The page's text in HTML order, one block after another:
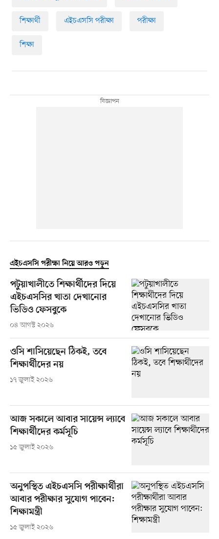
শিক্ষার্থী এইচএসসি পরীক্ষা পরীক্ষা
শিক্ষা
এইচএসসি পরীক্ষা নিয়ে আরও পড়ুন
পটুয়াখালীতে শিক্ষার্থীদের দিয়ে
এইচএসসির খাতা দেখানোর
ভিডিও ফেসবুকে
০৪ আগস্ট ২০২৬
ওসি শাসিয়েছেন ঠিকই, তবে
শিক্ষার্থীদের নয়
১৭ জুলাই ২০২৬
আজ সকালে আবার সায়েন্স ল্যাবে
শিক্ষার্থীদের কর্মসূচি
১৫ জুলাই ২০২৬
অনুপস্থিত এইচএসসি পরীক্ষার্থীরা
আবার পরীক্ষার সুযোগ পাবেন:
শিক্ষামন্ত্রী
১৫ জুলাই ২০২৬